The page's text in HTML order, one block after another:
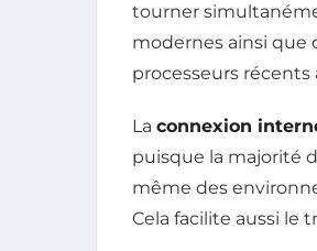
tourner
modernes ainsi que
processeurs
La connexion
puisque la majorité
même des
Cela facilite aussi le